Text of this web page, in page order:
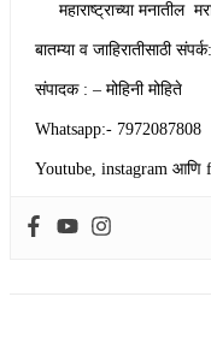
महाराष्ट्राच्या मनातील
बातम्या व जाहिरातीसाठी संपर्क:
संपादक : – मोहिनी मोहिते
Whatsapp:- 7972087808
Youtube, instagram आणि